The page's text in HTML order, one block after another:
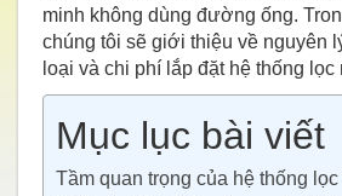
minh không dùng đường ống.
chúng tôi sẽ giới thiệu về nguyên
loại và chi phí lắp đặt hệ thống
Mục lục bài viết
Tầm quan trọng của hệ thống